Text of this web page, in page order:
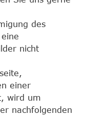
des
nicht
einer
wird um
nachfolgenden